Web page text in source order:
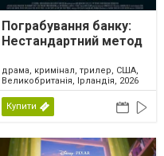
Пограбування банку:
Нестандартний метод
драма, кримінал, трилер, США,
Великобританія, Ірландія, 2026
Купити